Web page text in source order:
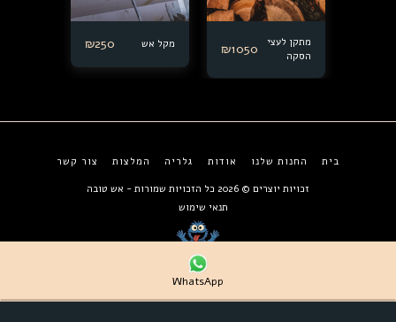
מתקן לעצי
הסקה
₪1050 מקל אש ₪250
בית החנות שלנו אודות גלריה המלצות צור קשר
זכויות יוצרים © 2026 כל הזכויות שמורות -
אש טובה
תנאי שימוש
WhatsApp